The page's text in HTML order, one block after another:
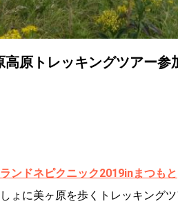
原トレッキングツアー参
ランドネピクニック2019inまつもと
ょに美ヶ原を歩くトレッキング